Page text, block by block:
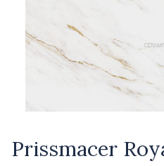
Prissmacer